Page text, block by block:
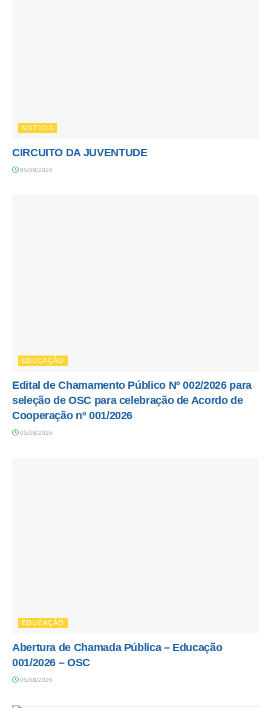
NOTÍCIA
CIRCUITO DA JUVENTUDE
05/08/2026
EDUCAÇÃO
Edital de Chamamento Público Nº 002/2026 para
seleção de OSC para celebração de Acordo de
Cooperação nº 001/2026
05/08/2026
EDUCAÇÃO
Abertura de Chamada Pública – Educação
001/2026 – OSC
05/08/2026